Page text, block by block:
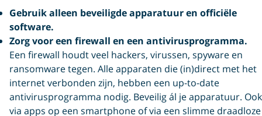
Gebruik alleen beveiligde apparatuur en officiële
software.
Zorg voor een firewall en een antivirusprogramma.
Een firewall houdt veel hackers, virussen, spyware en
ransomware tegen. Alle apparaten die (in)direct met het
internet verbonden zijn, hebben een up-to-date
antivirusprogramma nodig. Beveilig ál je apparatuur. Ook
via apps op een smartphone of via een slimme draadloze